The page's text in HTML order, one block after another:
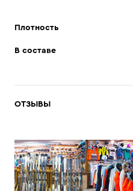
Плотность
В составе
ОТЗЫВЫ